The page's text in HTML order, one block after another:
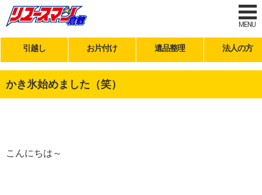
MENU
引越し お片付け 遺品整理 法人の方
かき氷始めました（笑）
こんにちは～